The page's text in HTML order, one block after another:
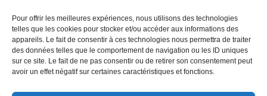
Pour offrir les meilleures expériences, nous utilisons des technologies
telles que les cookies pour stocker et/ou accéder aux informations des
appareils. Le fait de consentir à ces technologies nous permettra de traiter
des données telles que le comportement de navigation ou les ID uniques
sur ce site. Le fait de ne pas consentir ou de retirer son consentement peut
avoir un effet négatif sur certaines caractéristiques et fonctions.
Vorher-Nachher-Bildern deutlich sichtbar: eine verjüngte,
wachere und frischere Ausstrahlung durch die präzise
Entfernung von überschüssiger Haut und Fettpolstern. Die
anfänglichen Schwellungen und eventuelle Blutergüsse
ab. Die endgültigen, natürlichen Resultate zeigen sich